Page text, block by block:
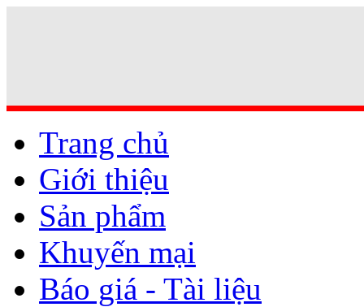
Trang chủ
Giới thiệu
Sản phẩm
Khuyến mại
Báo giá - Tài liệu